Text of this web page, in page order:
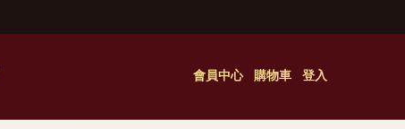
會員中心 購物車 登入